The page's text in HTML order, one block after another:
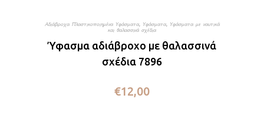
Αδιάβροχα Πλαστικοποιημένα Υφάσματα, Υφάσματα,
Υφάσματα με ναυτικά
και θαλασσινά σχέδια
Ύφασμα αδιάβροχο με θαλασσινά
σχέδια 7896
€12,00